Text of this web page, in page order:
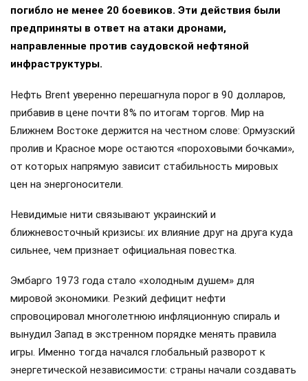
погибло не менее 20 боевиков. Эти действия были
предприняты в ответ на атаки дронами,
направленные против саудовской нефтяной
инфраструктуры.
Нефть Brent уверенно перешагнула порог в 90 долларов,
прибавив в цене почти 8% по итогам торгов. Мир на
Ближнем Востоке держится на честном слове: Ормузский
пролив и Красное море остаются «пороховыми бочками»,
от которых напрямую зависит стабильность мировых
цен на энергоносители.
Невидимые нити связывают украинский и
ближневосточный кризисы: их влияние друг на друга куда
сильнее, чем признает официальная повестка.
Эмбарго 1973 года стало «холодным душем» для
мировой экономики. Резкий дефицит нефти
спровоцировал многолетнюю инфляционную спираль и
вынудил Запад в экстренном порядке менять правила
игры. Именно тогда начался глобальный разворот к
энергетической независимости: страны начали создавать